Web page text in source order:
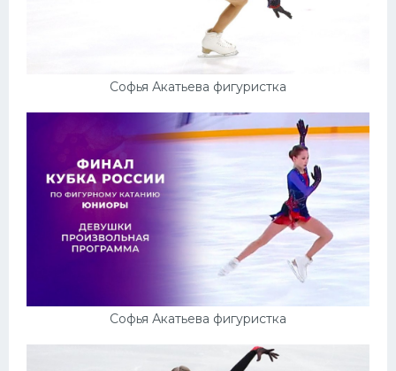
Софья Акатьева фигуристка
Софья Акатьева фигуристка